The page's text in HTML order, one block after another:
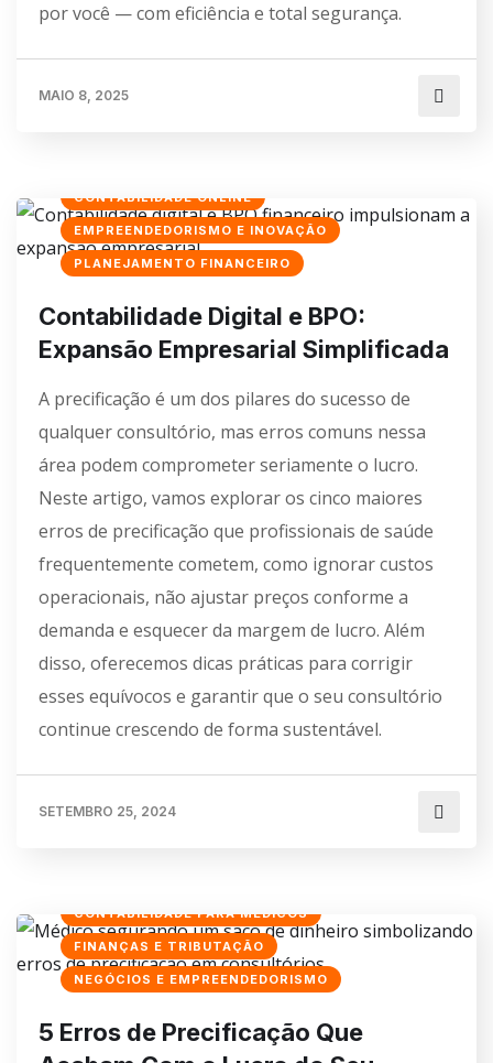
por você — com eficiência e total segurança.
MAIO 8, 2025
CONTABILIDADE ONLINE
EMPREENDEDORISMO E INOVAÇÃO
PLANEJAMENTO FINANCEIRO
Contabilidade Digital e BPO:
Expansão Empresarial Simplificada
A precificação é um dos pilares do sucesso de
qualquer consultório, mas erros comuns nessa
área podem comprometer seriamente o lucro.
Neste artigo, vamos explorar os cinco maiores
erros de precificação que profissionais de saúde
frequentemente cometem, como ignorar custos
operacionais, não ajustar preços conforme a
demanda e esquecer da margem de lucro. Além
disso, oferecemos dicas práticas para corrigir
esses equívocos e garantir que o seu consultório
continue crescendo de forma sustentável.
SETEMBRO 25, 2024
CONTABILIDADE PARA MÉDICOS
FINANÇAS E TRIBUTAÇÃO
NEGÓCIOS E EMPREENDEDORISMO
5 Erros de Precificação Que